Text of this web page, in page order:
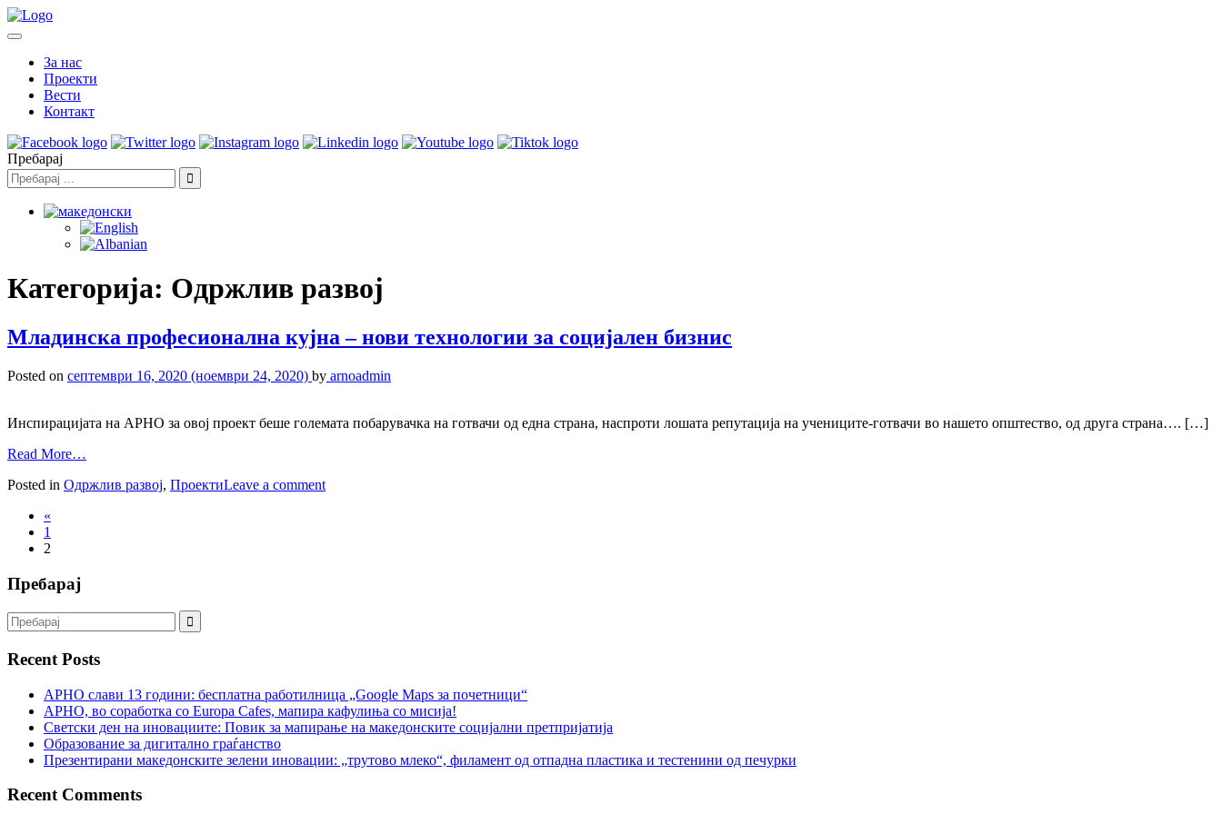
За нас
Проекти
Вести
Контакт
Пребарај
Категорија: Одржлив развој
Младинска професионална кујна – нови технологии за социјален бизнис
Posted on септември 16, 2020 (ноември 24, 2020) by arnoadmin
Инспирацијата на АРНО за овој проект беше големата побарувачка на готвачи од една страна, наспроти лошата репутација на учениците-готвачи во нашето општество, од друга страна…. […]
Read More…
Posted in Одржлив развој, ПроектиLeave a comment
«
1
2
Пребарај
Recent Posts
АРНО слави 13 години: бесплатна работилница „Google Maps за почетници“
АРНО, во соработка со Europa Cafes, мапира кафулиња со мисија!
Светски ден на иновациите: Повик за мапирање на македонските социјални претпријатија
Образование за дигитално граѓанство
Презентирани македонските зелени иновации: „трутово млеко“, филамент од отпадна пластика и тестенини од печурки
Recent Comments